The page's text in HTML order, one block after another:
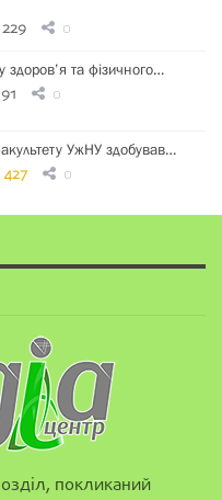
229 0
здоров’я та фізичного…
91 0
УжНУ здобував…
427 0
покликаний